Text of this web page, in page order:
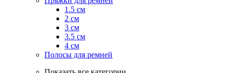
1.5 см
2 см
3 см
3.5 см
4 см
Полосы для ремней